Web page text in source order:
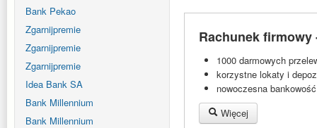
Bank Pekao
Zgarnijpremie
Zgarnijpremie
Zgarnijpremie
Idea Bank SA
Bank Millennium
Bank Millennium
Rachunek firmowy
1000 darmowych
korzystne lokaty i
nowoczesna
Więcej